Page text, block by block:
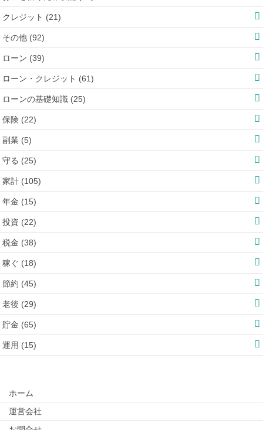
クレジット (21)
その他 (92)
ローン (39)
ローン・クレジット (61)
ローンの基礎知識 (25)
保険 (22)
副業 (5)
守る (25)
家計 (105)
年金 (15)
投資 (22)
税金 (38)
稼ぐ (18)
節約 (45)
老後 (29)
貯金 (65)
運用 (15)
ホーム
運営会社